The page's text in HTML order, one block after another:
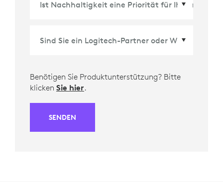
Benötigen Sie Produktunterstützung? Bitte
klicken Sie hier.
SENDEN